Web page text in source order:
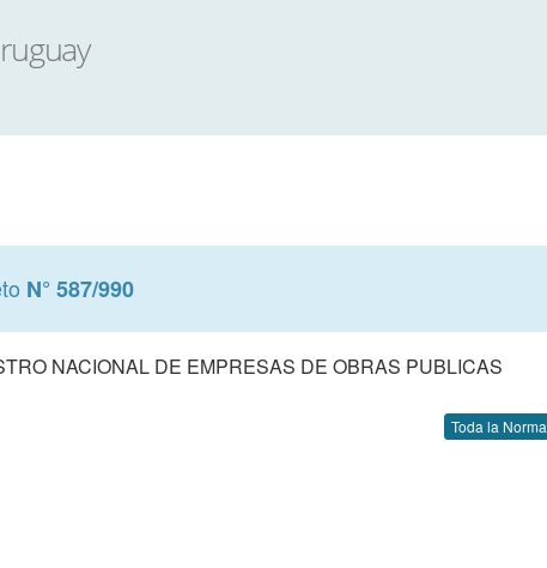
N° 587/990
NACIONAL DE EMPRESAS DE OBRAS PUBLICAS
Toda la Norma